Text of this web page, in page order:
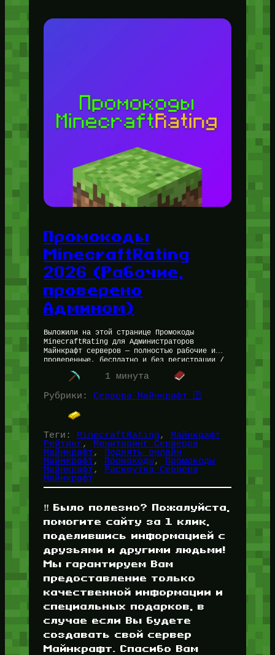
Промокоды
MinecraftRating
2026 (Рабочие,
проверено
Админом)
Выложили на этой странице Промокоды
MinecraftRating для Администраторов
Майнкрафт серверов — полностью рабочие и
проверенные, бесплатно и без регистрации /
указания EMAIL. Промокоды дают скидку
вплоть до 30% на Раскрутку…
1 минута
Рубрики: Сервера Майнкрафт 🛜
Теги: MinecraftRating,
Майнкрафт
Рейтинг,
Мониторинг Серверов
Майнкрафт,
Поднять онлайн
Майнкрафт, Промокоды,
Промокоды
Майнкрафт,
Раскрутка Сервера
Майнкрафт
‼️ Было полезно? Пожалуйста,
помогите сайту за 1 клик,
поделившись информацией с
друзьями и другими людьми!
Мы гарантируем Вам
предоставление только
качественной информации и
специальных подарков, в
случае если Вы будете
создавать свой сервер
Майнкрафт. Спасибо Вам